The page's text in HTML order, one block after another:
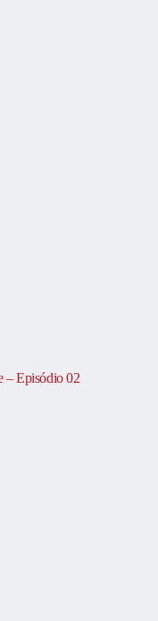
– Episódio 02